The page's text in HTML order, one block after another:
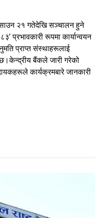
२१ गतेदेखि सञ्चालन हुने
प्रभावकारी रूपमा कार्यान्वयन
प्राप्त संस्थाहरूलाई
बैंकले जारी गरेको
कार्यक्रमबारे जानकारी